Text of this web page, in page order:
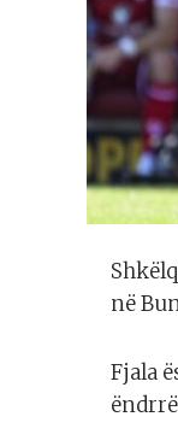
në
Fjala